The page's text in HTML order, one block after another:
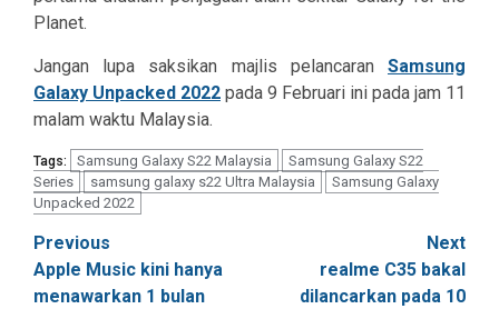
Planet.
Jangan lupa saksikan majlis pelancaran Samsung
Galaxy Unpacked 2022 pada 9 Februari ini pada jam 11
malam waktu Malaysia.
Tags: Samsung Galaxy S22 Malaysia
Samsung Galaxy S22
Series
samsung galaxy s22 Ultra Malaysia
Samsung Galaxy
Unpacked 2022
Post
navigation
Previous
Apple Music kini hanya
menawarkan 1 bulan
Next
realme C35 bakal
dilancarkan pada 10